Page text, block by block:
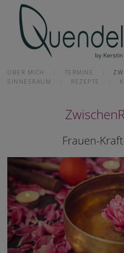
Skip to main content
ÜBER MICH TERMINE
SINNESRAUM
REZEPTE
Frauen-